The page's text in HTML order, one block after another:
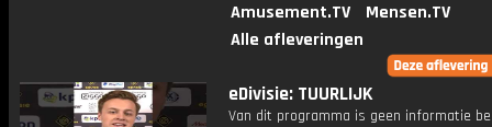
Amusement.TV
Mensen.TV
Alle afleveringen
eDivisie: TUURLIJK
Van dit programma is geen informatie